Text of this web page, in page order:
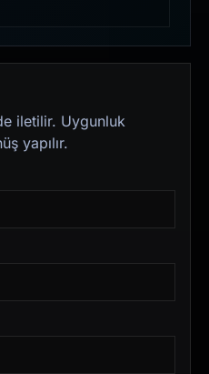
iletilir. Uygunluk
yapılır.